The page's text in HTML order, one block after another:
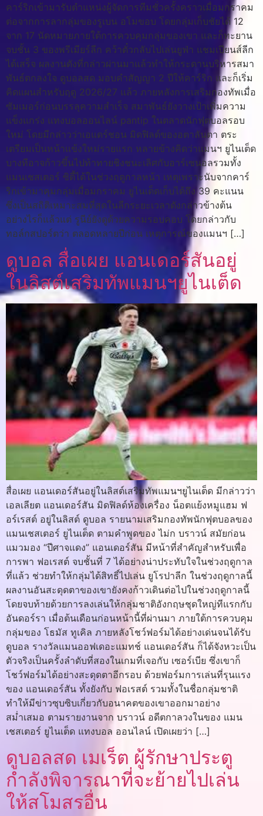
คาร์ริกเข้ามารับตำแหน่งผู้จัดการทีมชั่วครั้งคราวเมื่อมกราคม
ต่อจากการลากลุ่มของรูเบน อโมขอบ โดยกลุ่มเก็บชัยได้ 12
จาก 17 นัดหมายภายใต้การควบคุมกลุ่มของเขา และก็ทะยาน
จบชั้น 3 ของพรีเมียร์ลีก คว้าตั๋วกลับไปเล่นยูฟ่า แชมเปียนส์ลีก
ได้เสร็จ ผลงานดังที่กล่าวผ่านมาแล้วทำให้กระดานบริหารสมา
พันธ์ตกลงใจ ดูบอลสด มอบคำสัญญา 2 ปีให้คาร์ริก และก็เริ่ม
คิดแผนสำหรับฤดู 2026/27 แล้ว ภายหลังการเสริมกองทัพเมื่อ
ซัมเมอร์ก่อนบรรลุความสำเร็จ สมาพันธ์ยังวางเป้าเพิ่มความ
แข็งแกร่ง แทงบอลออนไลน์ pantip ในตลาดนักฟุตบอลรอบ
ใหม่ โดยมีกล่าวว่าเอแดร์ชอน มิดฟิลด์ของอตาลันตา ตระ
เตรียมเป็นหน้าแข้งใหม่รายแรก หลายข้างคิดว่าแมนฯ ยูไนเต็ด
บางทีอาจก้าวขึ้นไปท้าทายชิงชนะเลิศกับอาร์เซนอลรวมทั้ง
แมนเชสเตอร์ ซิตี้ได้ในช่วงฤดูกาลหน้า เหตุเพราะนับจากคาร์
ริกเข้ามาคุมกลุ่มเมื่อมกราคม ยูไนเต็ดเก็บได้ถึง 39 คะแนน
ซึ่งเป็นสถิติเหมาะสมที่สุดในลีกระยะเวลาดังกล่าวข้างต้น
อย่างไรก็แล้วแต่ รูนีย์ยังดูด้วยความรอบคอบ โดยกล่าวกับ
ทอล์กสปอร์ตว่า ตลอดหลายปีก่อน เหตุการณ์ของแมนฯ […]
ดูบอล สื่อเผย แอนเดอร์สันอยู่
ในลิสต์เสริมทัพแมนฯยูไนเต็ด
สื่อเผย แอนเดอร์สันอยู่ในลิสต์เสริมทัพแมนฯยูไนเต็ด มีกล่าวว่า
เอลเลียต แอนเดอร์สัน มิดฟิลด์ห้องเครื่อง น็อตแย้งหมูแฮม ฟ
อร์เรสต์ อยู่ในลิสต์ ดูบอล รายนามเสริมกองทัพนักฟุตบอลของ
แมนเชสเตอร์ ยูไนเต็ด ตามคำพูดของ ไม่ก บราวน์ สมัยก่อน
แมวมอง “ปีศาจแดง” แอนเดอร์สัน มีหน้าที่สำคัญสำหรับเพื่อ
การพา ฟอเรสต์ จบชั้นที่ 7 ได้อย่างน่าประทับใจในช่วงฤดูกาล
ที่แล้ว ช่วยทำให้กลุ่มได้สิทธิ์ไปเล่น ยูโรปาลีก ในช่วงฤดูกาลนี้
ผลงานอันสะดุดตาของเขายังคงก้าวเดินต่อไปในช่วงฤดูกาลนี้
โดยจบท้ายด้วยการลงเล่นให้กลุ่มชาติอังกฤษชุดใหญ่ทีแรกกับ
อันดอร์รา เมื่อต้นเดือนก่อนหน้านี้ที่ผ่านมา ภายใต้การควบคุม
กลุ่มของ โธมัส ทูเคิล ภายหลังโชว์ฟอร์มได้อย่างเด่นจนได้รับ
ดูบอล รางวัลแมนออฟเดอะแมทช์ แอนเดอร์สัน ก็ได้จังหวะเป็น
ตัวจริงเป็นครั้งลำดับที่สองในเกมที่เจอกับ เซอร์เบีย ซึ่งเขาก็
โชว์ฟอร์มได้อย่างสะดุดตาอีกรอบ ด้วยฟอร์มการเล่นที่รุนแรง
ของ แอนเดอร์สัน ทั้งยังกับ ฟอเรสต์ รวมทั้งในชื่อกลุ่มชาติ
ทำให้มีข่าวซุบซิบเกี่ยวกับอนาคตของเขาออกมาอย่าง
สม่ำเสมอ ตามรายงานจาก บราวน์ อดีตกาลวงในของ แมน
เชสเตอร์ ยูไนเต็ด แทงบอล ออนไลน์ เปิดเผยว่า […]
ดูบอลสด เมเร็ต ผู้รักษาประตู
กำลังพิจารณาที่จะย้ายไปเล่น
ให้สโมสรอื่น